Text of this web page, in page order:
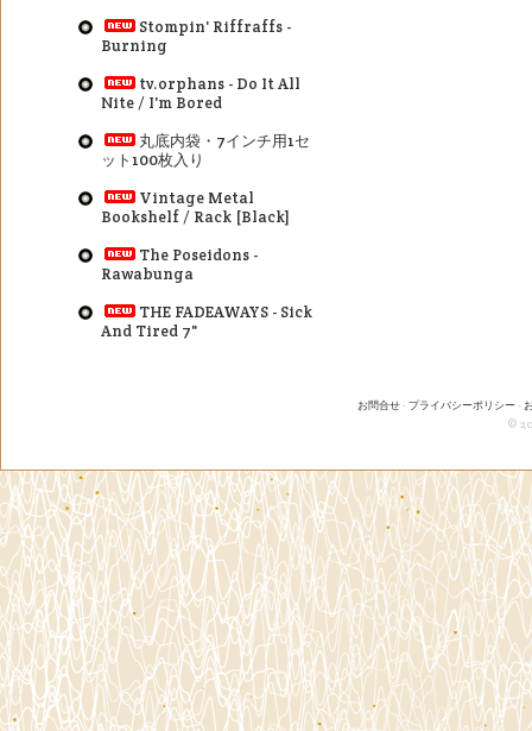
Stompin' Riffraffs -
Burning
tv.orphans - Do It All
Nite / I'm Bored
丸底内袋・7インチ用1セ
ット100枚入り
Vintage Metal
Bookshelf / Rack [Black]
The Poseidons -
Rawabunga
THE FADEAWAYS - Sick
And Tired 7"
お問合せ- プライバシーポリシー-
©